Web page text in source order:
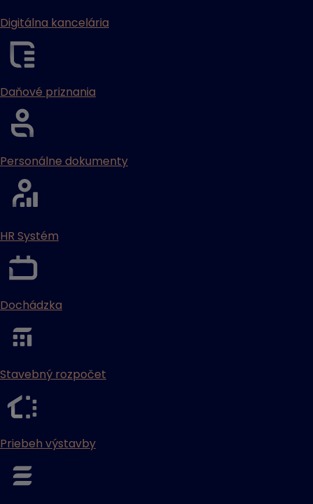
Digitálna kancelária
Daňové priznania
Personálne dokumenty
HR Systém
Dochádzka
Stavebný rozpočet
Priebeh výstavby